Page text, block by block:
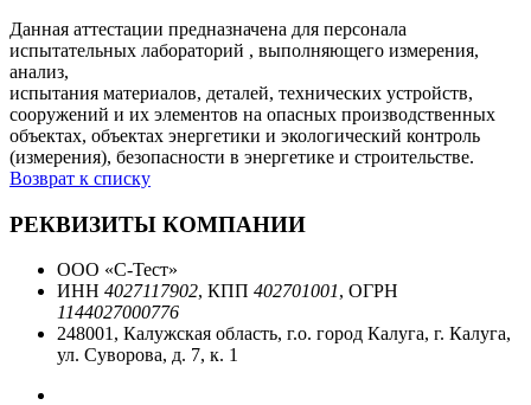
Данная аттестации предназначена для персонала
испытательных лабораторий , выполняющего измерения,
анализ,
испытания материалов, деталей, технических устройств,
сооружений и их элементов на опасных производственных
объектах, объектах энергетики и экологический контроль
(измерения), безопасности в энергетике и строительстве.
Возврат к списку
РЕКВИЗИТЫ КОМПАНИИ
ООО «С-Тест»
ИНН 4027117902, КПП 402701001, ОГРН
1144027000776
248001, Калужская область, г.о. город Калуга, г. Калуга,
ул. Суворова, д. 7, к. 1